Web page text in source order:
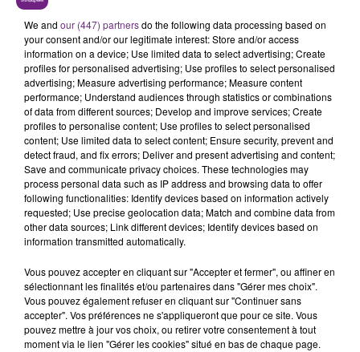
LE MAGASIN JOUÉCLUB DE REIMS FERME
SES PORTES
C'était l'une des institutions du centre-ville
rémois. Le magasin JouéClub est contraint de
fermer ses portes.
TITRES DIFFUSÉS
0h07
0h07
ANGELE & JUSTICE
What You Want
0h04
0h04
THE FAIM
Summer Is A Curse
We and our (447) partnersdo the following data processing based on
your consent and/or our legitimate interest: Store and/or access
information on a device; Use limited data to select advertising; Create
profiles for personalised advertising; Use profiles to select personalised
advertising; Measure advertising performance; Measure content
performance; Understand audiences through statistics or combinations
of data from different sources; Develop and improve services; Create
profiles to personalise content; Use profiles to select personalised
content; Use limited data to select content; Ensure security, prevent and
detect fraud, and fix errors; Deliver and present advertising and content;
Save and communicate privacy choices. These technologies may
process personal data such as IP address and browsing data to offer
following functionalities: Identify devices based on information actively
requested; Use precise geolocation data; Match and combine data from
other data sources; Link different devices; Identify devices based on
information transmitted automatically.
Vous pouvez accepter en cliquant sur "Accepter et fermer", ou affiner en
sélectionnant les finalités et/ou partenaires dans "Gérer mes choix".
Vous pouvez également refuser en cliquant sur "Continuer sans
accepter". Vos préférences ne s'appliqueront que pour ce site. Vous
pouvez mettre à jour vos choix, ou retirer votre consentement à tout
moment via le lien "Gérer les cookies" situé en bas de chaque page.